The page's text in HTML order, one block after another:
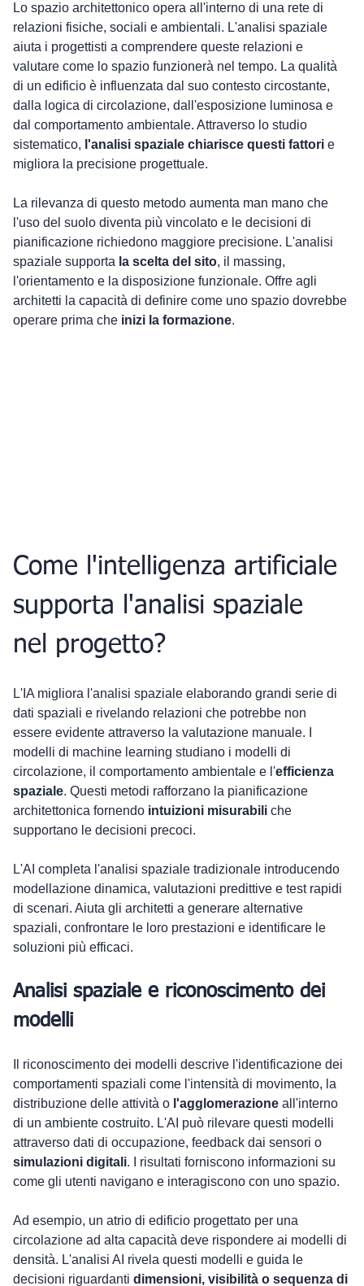
Lo spazio architettonico opera all'interno di una rete di
relazioni fisiche, sociali e ambientali. L'analisi spaziale
aiuta i progettisti a comprendere queste relazioni e
valutare come lo spazio funzionerà nel tempo. La qualità
di un edificio è influenzata dal suo contesto circostante,
dalla logica di circolazione, dall'esposizione luminosa e
dal comportamento ambientale. Attraverso lo studio
sistematico, l'analisi spaziale chiarisce questi fattori e
migliora la precisione progettuale.
La rilevanza di questo metodo aumenta man mano che
l'uso del suolo diventa più vincolato e le decisioni di
pianificazione richiedono maggiore precisione. L'analisi
spaziale supporta la scelta del sito, il massing,
l'orientamento e la disposizione funzionale. Offre agli
architetti la capacità di definire come uno spazio dovrebbe
operare prima che inizi la formazione.
Come l'intelligenza artificiale
supporta l'analisi spaziale
nel progetto?
L'IA migliora l'analisi spaziale elaborando grandi serie di
dati spaziali e rivelando relazioni che potrebbe non
essere evidente attraverso la valutazione manuale. I
modelli di machine learning studiano i modelli di
circolazione, il comportamento ambientale e l'efficienza
spaziale. Questi metodi rafforzano la pianificazione
architettonica fornendo intuizioni misurabili che
supportano le decisioni precoci.
L'AI completa l'analisi spaziale tradizionale introducendo
modellazione dinamica, valutazioni predittive e test rapidi
di scenari. Aiuta gli architetti a generare alternative
spaziali, confrontare le loro prestazioni e identificare le
soluzioni più efficaci.
Analisi spaziale e riconoscimento dei
modelli
Il riconoscimento dei modelli descrive l'identificazione dei
comportamenti spaziali come l'intensità di movimento, la
distribuzione delle attività o l'agglomerazione all'interno
di un ambiente costruito. L'AI può rilevare questi modelli
attraverso dati di occupazione, feedback dai sensori o
simulazioni digitali. I risultati forniscono informazioni su
come gli utenti navigano e interagiscono con uno spazio.
Ad esempio, un atrio di edificio progettato per una
circolazione ad alta capacità deve rispondere ai modelli di
densità. L'analisi AI rivela questi modelli e guida le
decisioni riguardanti dimensioni, visibilità o sequenza di